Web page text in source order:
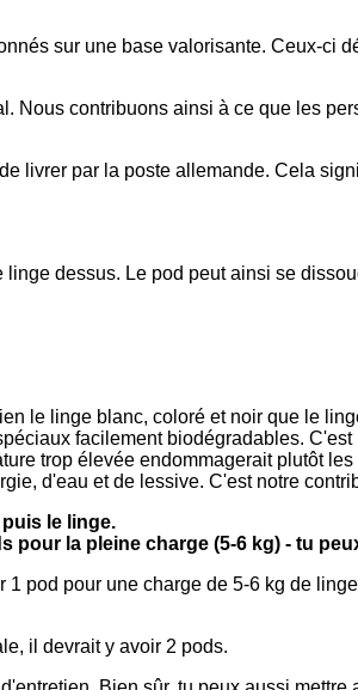
sur une base valorisante. Ceux-ci
Nous contribuons ainsi à ce que les
livrer par la poste allemande. Cela
dessus. Le pod peut ainsi se
le linge blanc, coloré et noir que le
facilement biodégradables.
trop élevée endommagerait plutôt
d'eau et de lessive. C'est notre
le linge.
pour la pleine charge (5-6 kg) - tu
pod pour une charge de 5-6 kg de
il devrait y avoir 2 pods.